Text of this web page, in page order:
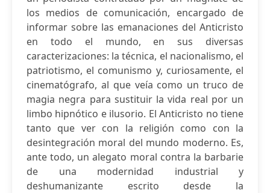
los medios de comunicación, encargado de
informar sobre las emanaciones del Anticristo
en todo el mundo, en sus diversas
caracterizaciones: la técnica, el nacionalismo, el
patriotismo, el comunismo y, curiosamente, el
cinematógrafo, al que veía como un truco de
magia negra para sustituir la vida real por un
limbo hipnótico e ilusorio. El Anticristo no tiene
tanto que ver con la religión como con la
desintegración moral del mundo moderno. Es,
ante todo, un alegato moral contra la barbarie
de una modernidad industrial y
deshumanizante escrito desde la